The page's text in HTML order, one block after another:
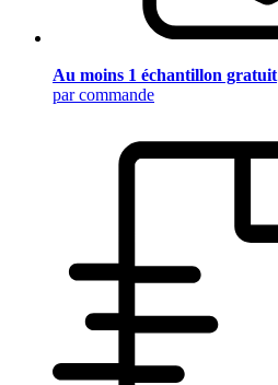
Au moins 1 échantillon gratuit
par commande